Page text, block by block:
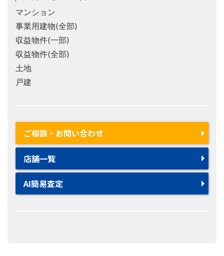
マンション
事業用建物(全部)
収益物件(一部)
収益物件(全部)
土地
戸建
ご相談・お問い合わせ
店舗一覧
AI簡易査定